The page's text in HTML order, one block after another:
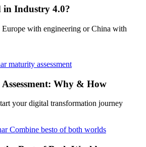
in Industry 4.0?
with engineering or China with
Why & How
your digital transformation journey